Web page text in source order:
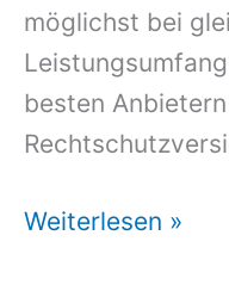
möglichst bei
besten
Weiterlesen »